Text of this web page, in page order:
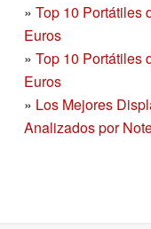
» Top 10 Portátiles
Euros
» Top 10 Portátiles
Euros
» Los Mejores
Analizados por